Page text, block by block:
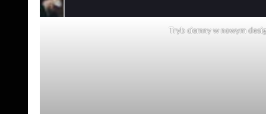
Tryb ciemny w nowym